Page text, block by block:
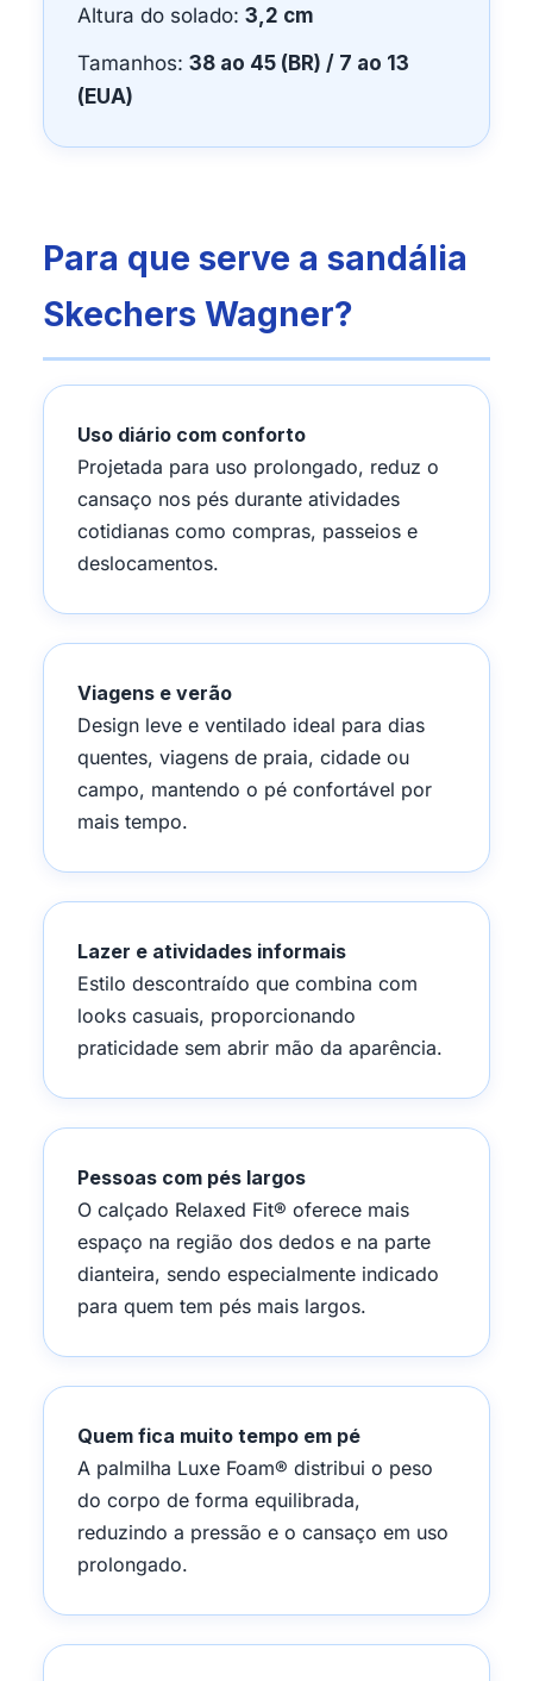
Altura do solado: 3,2 cm
Tamanhos: 38 ao 45 (BR) / 7 ao 13
(EUA)
Para que serve a sandália
Skechers Wagner?
Uso diário com conforto
Projetada para uso prolongado, reduz o
cansaço nos pés durante atividades
cotidianas como compras, passeios e
deslocamentos.
Viagens e verão
Design leve e ventilado ideal para dias
quentes, viagens de praia, cidade ou
campo, mantendo o pé confortável por
mais tempo.
Lazer e atividades informais
Estilo descontraído que combina com
looks casuais, proporcionando
praticidade sem abrir mão da aparência.
Pessoas com pés largos
O calçado Relaxed Fit® oferece mais
espaço na região dos dedos e na parte
dianteira, sendo especialmente indicado
para quem tem pés mais largos.
Quem fica muito tempo em pé
A palmilha Luxe Foam® distribui o peso
do corpo de forma equilibrada,
reduzindo a pressão e o cansaço em uso
prolongado.